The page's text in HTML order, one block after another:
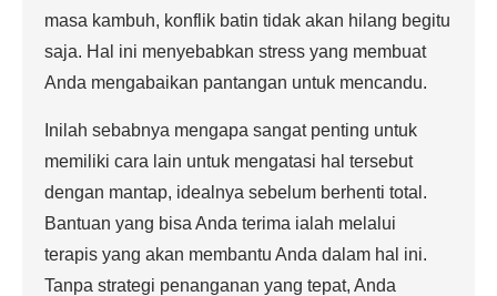
masa kambuh, konflik batin tidak akan hilang begitu
saja. Hal ini menyebabkan stress yang membuat
Anda mengabaikan pantangan untuk mencandu.
Inilah sebabnya mengapa sangat penting untuk
memiliki cara lain untuk mengatasi hal tersebut
dengan mantap, idealnya sebelum berhenti total.
Bantuan yang bisa Anda terima ialah melalui
terapis yang akan membantu Anda dalam hal ini.
Tanpa strategi penanganan yang tepat, Anda